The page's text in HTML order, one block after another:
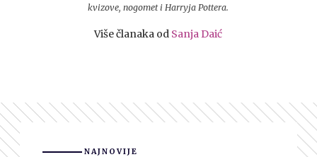
kvizove, nogomet i Harryja Pottera.
Više članaka od Sanja Daić
NAJNOVIJE